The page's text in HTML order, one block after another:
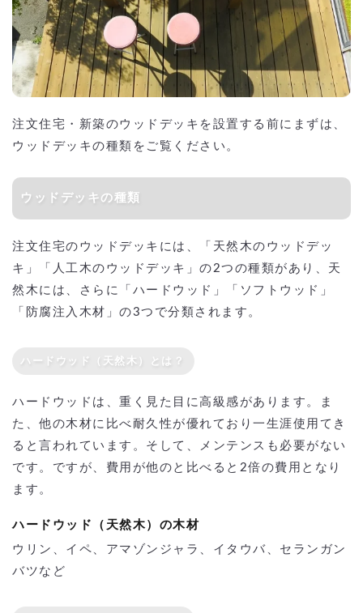
注文住宅・新築のウッドデッキを設置する前にまずは、
ウッドデッキの種類をご覧ください。
ウッドデッキの種類
注文住宅のウッドデッキには、「天然木のウッドデッ
キ」「人工木のウッドデッキ」の2つの種類があり、天
然木には、さらに「ハードウッド」「ソフトウッド」
「防腐注入木材」の3つで分類されます。
ハードウッド（天然木）とは？
ハードウッドは、重く見た目に高級感があります。ま
た、他の木材に比べ耐久性が優れており一生涯使用てき
ると言われています。そして、メンテンスも必要がない
です。ですが、費用が他のと比べると2倍の費用となり
ます。
ハードウッド（天然木）の木材
ウリン、イペ、アマゾンジャラ、イタウバ、セランガン
バツなど